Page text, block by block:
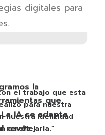
de
la
que
IA se adapta
revés.
digitales para
el trabajo que esta
para nuestra
nuestra identidad
a reflejarla.”